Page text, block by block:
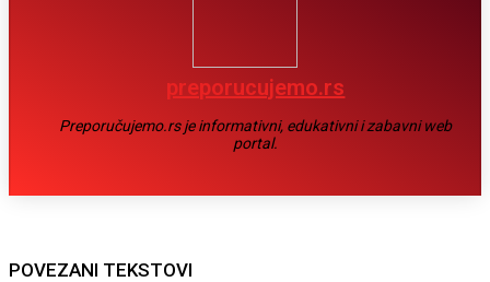
preporucujemo.rs
Preporučujemo.rs je informativni, edukativni i zabavni web
portal.
POVEZANI TEKSTOVI